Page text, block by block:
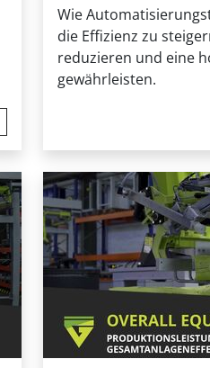
Wie
die Effizienz zu
reduzieren und eine
gewährleisten.